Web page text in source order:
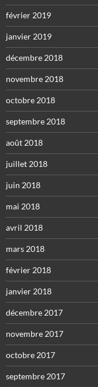
février 2019
janvier 2019
décembre 2018
novembre 2018
octobre 2018
septembre 2018
août 2018
juillet 2018
juin 2018
mai 2018
avril 2018
mars 2018
février 2018
janvier 2018
décembre 2017
novembre 2017
octobre 2017
septembre 2017